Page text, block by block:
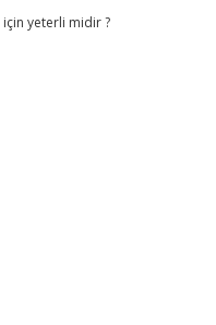
yeterli midir ?